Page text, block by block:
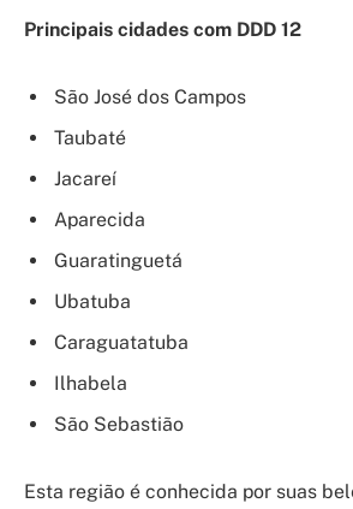
Principais cidades com DDD 12
São José dos Campos
Taubaté
Jacareí
Aparecida
Guaratinguetá
Ubatuba
Caraguatatuba
Ilhabela
São Sebastião
Esta região é conhecida por suas